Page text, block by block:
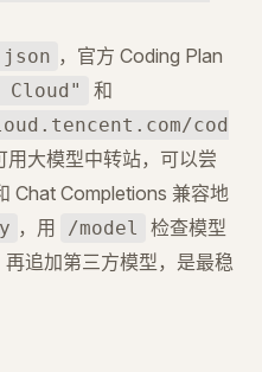
，官方 Coding Plan
和
cod
用大模型中转站，可以尝
Chat Completions 兼容地
，用 /model
检查模型
追加第三方模型，是最稳